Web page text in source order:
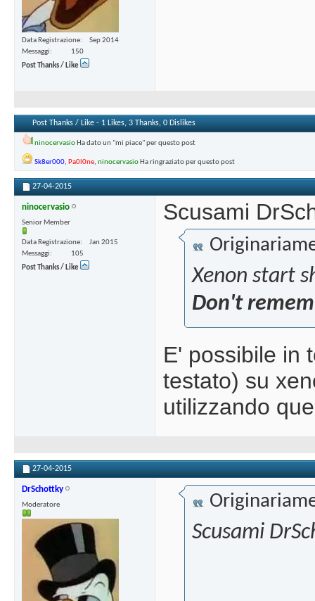
Data Registrazione
Sep 2014
Messaggi
150
Post Thanks / Like
Post Thanks / Like - 1 Likes, 3 Thanks, 0 Dislikes
ninocervasio Ha dato un "mi piace" per questo post
Sk8er000, Pa0l0ne, ninocervasio Ha ringraziato per questo post
27-04-2015
ninocervasio
Senior Member
Data Registrazione
Jan 2015
Messaggi
105
Post Thanks / Like
Scusami
Xenon start
Don't
E' possibile in
testato) su
utilizzando
27-04-2015
DrSchottky
Moderatore
Scusami